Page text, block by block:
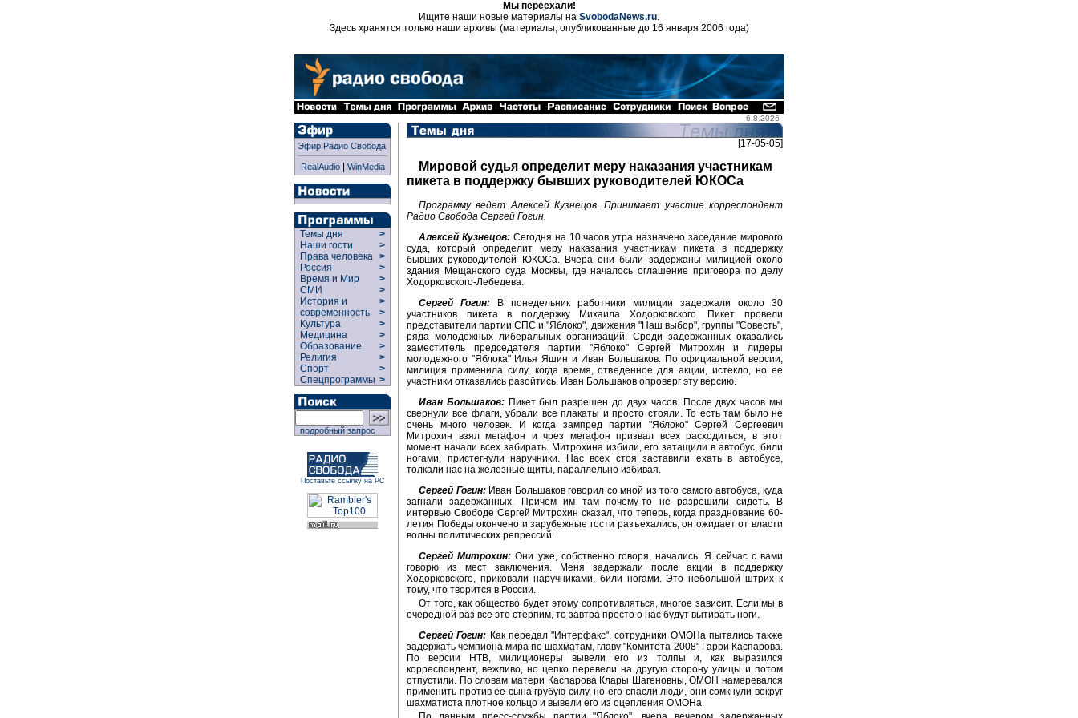
Мы переехали!
Ищите наши новые материалы на SvobodaNews.ru.
Здесь хранятся только наши архивы (материалы, опубликованные до 16 января 2006 года)
6.8.2026
Эфир Радио Свобода
RealAudio| WinMedia
Темы дня
>
Наши гости
>
Права человека >
Россия
>
Время и Мир
>
СМИ
>
История и
современность
>
>
Культура
>
Медицина
>
Образование
>
Религия
>
Спорт
>
Спецпрограммы >
подробный запрос
Поставьте ссылку на РС
[17-05-05]
Мировой судья определит меру наказания участникам
пикета в поддержку бывших руководителей ЮКОСа
Программу ведет Алексей Кузнецов. Принимает участие корреспондент
Радио Свобода Сергей Гогин.
Алексей Кузнецов: Сегодня на 10 часов утра назначено заседание мирового
суда, который определит меру наказания участникам пикета в поддержку
бывших руководителей ЮКОСа. Вчера они были задержаны милицией около
здания Мещанского суда Москвы, где началось оглашение приговора по делу
Ходорковского-Лебедева.
Сергей Гогин: В понедельник работники милиции задержали около 30
участников пикета в поддержку Михаила Ходорковского. Пикет провели
представители партии СПС и "Яблоко", движения "Наш выбор", группы "Совесть",
ряда молодежных либеральных организаций. Среди задержанных оказались
заместитель председателя партии "Яблоко" Сергей Митрохин и лидеры
молодежного "Яблока" Илья Яшин и Иван Большаков. По официальной версии,
милиция применила силу, когда время, отведенное для акции, истекло, но ее
участники отказались разойтись. Иван Большаков опроверг эту версию.
Иван Большаков: Пикет был разрешен до двух часов. После двух часов мы
свернули все флаги, убрали все плакаты и просто стояли. То есть там было не
очень много человек. И когда зампред партии "Яблоко" Сергей Сергеевич
Митрохин взял мегафон и чрез мегафон призвал всех расходиться, в этот
момент начали всех забирать. Митрохина избили, его затащили в автобус, били
ногами, пристегнули наручники. Нас всех стоя заставили ехать в автобусе,
толкали нас на железные щиты, параллельно избивая.
Сергей Гогин: Иван Большаков говорил со мной из того самого автобуса, куда
загнали задержанных. Причем им там почему-то не разрешили сидеть. В
интервью Свободе Сергей Митрохин сказал, что теперь, когда празднование 60-
летия Победы окончено и зарубежные гости разъехались, он ожидает от власти
волны политических репрессий.
Сергей Митрохин: Они уже, собственно говоря, начались. Я сейчас с вами
говорю из мест заключения. Меня задержали после акции в поддержку
Ходорковского, приковали наручниками, били ногами. Это небольшой штрих к
тому, что творится в России.
От того, как общество будет этому сопротивляться, многое зависит. Если мы в
очередной раз все это стерпим, то завтра просто о нас будут вытирать ноги.
Сергей Гогин: Как передал "Интерфакс", сотрудники ОМОНа пытались также
задержать чемпиона мира по шахматам, главу "Комитета-2008" Гарри Каспарова.
По версии НТВ, милиционеры вывели его из толпы и, как выразился
корреспондент, вежливо, но цепко перевели на другую сторону улицы и потом
отпустили. По словам матери Каспарова Клары Шагеновны, ОМОН намеревался
применить против ее сына грубую силу, но его спасли люди, они сомкнули вокруг
шахматиста плотное кольцо и вывели его из оцепления ОМОНа.